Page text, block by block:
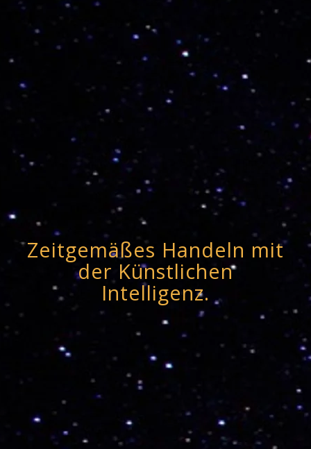
Zeitgemäßes Handeln mit
der Künstlichen
Intelligenz.